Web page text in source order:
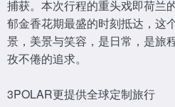
捕获。本次行程的重头戏即荷兰
郁金香花期最盛的时刻抵达，这
景，美景与笑容，是日常，是旅
孜不倦的追求。
3POLAR更提供全球定制旅行